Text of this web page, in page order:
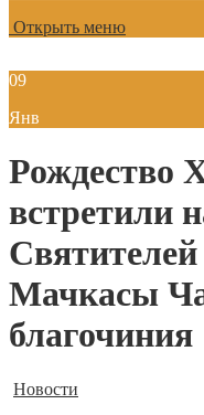
Открыть меню
09
Янв
Рождество
встретили
Мачкасы
благочиния
Новости